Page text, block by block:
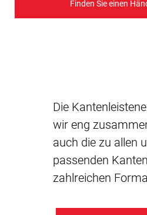
Finden Sie einen
Die
wir eng
auch die zu allen
passenden
zahlreichen